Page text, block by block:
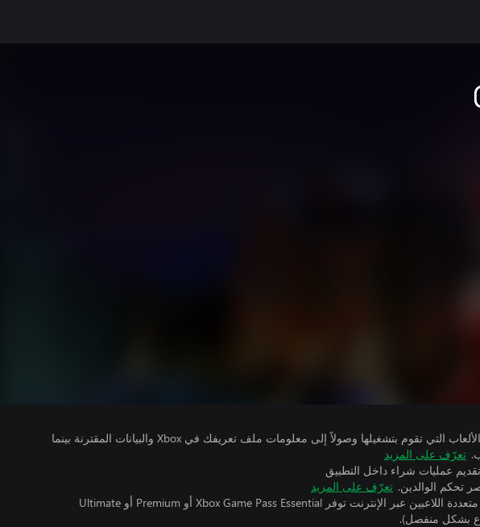
يتلقى ناشرو الألعاب التي تقوم بتشغيلها وصولاً إلى معلومات ملف تعريفك في Xbox والبيانات المقترنة بينما
تعرّف على المزيد
تقديم عمليات شراء داخل التطبيق
تحكم الوالدين. تعرّف على المزيد
تتطلب اللعبة متعددة اللاعبين عبر الإنترنت توفر Xbox Game Pass Essential أو Premium أو Ultimate
بشكل منفصل).